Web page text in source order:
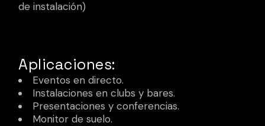
de instalación)
Aplicaciones:
Eventos en directo.
Instalaciones en clubs y bares.
Presentaciones y conferencias.
Monitor de suelo.